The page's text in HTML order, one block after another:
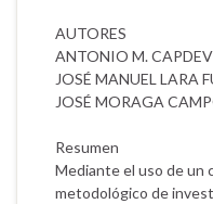
AUTORES
ANTONIO M.
JOSÉ MANUEL LARA
JOSÉ MORAGA
Resumen
Mediante el uso de un
metodológico de